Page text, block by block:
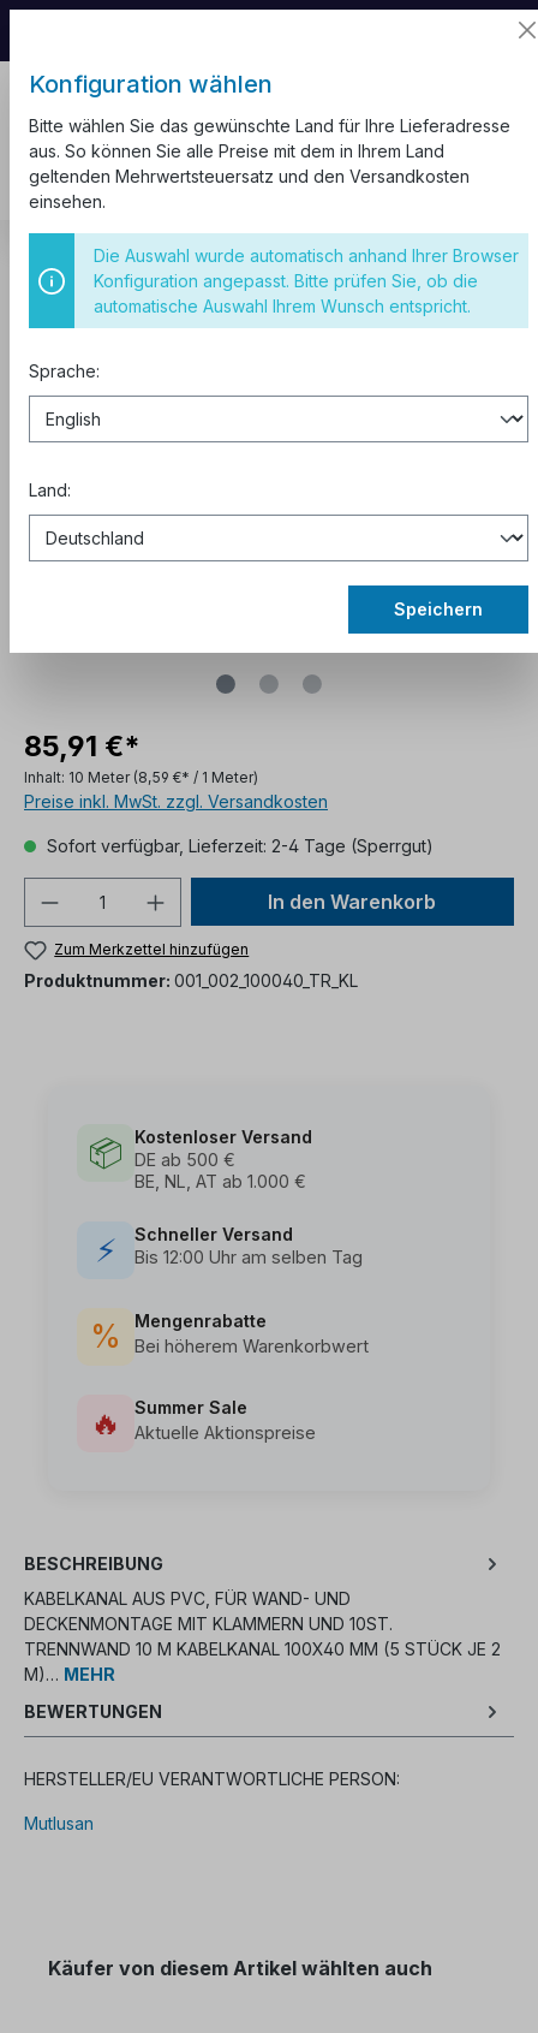
Kabelkanal Weiß
10m Kabelkanal 100x40 Weiss VDE
Klammern
85,91 €*
Inhalt: 10 Meter (8,59 €* / 1 Meter)
Preise inkl. MwSt. zzgl. Versandkosten
Sofort verfügbar, Lieferzeit: 2-4 Tage (Sperrgut)
In den Warenkorb
Zum Merkzettel hinzufügen
Produktnummer: 001_002_100040_TR_KL
📦
Kostenloser Versand
DE ab 500 €
BE, NL, AT ab 1.000 €
⚡
Schneller Versand
Bis 12:00 Uhr am selben Tag
%
Mengenrabatte
Bei höherem Warenkorbwert
🔥
Summer Sale
Aktuelle Aktionspreise
BESCHREIBUNG
KABELKANAL AUS PVC, FÜR WAND- UND
DECKENMONTAGE MIT KLAMMERN UND 10ST.
TRENNWAND 10 M KABELKANAL 100X40 MM (5 STÜCK JE 2
M)… MEHR
BEWERTUNGEN
HERSTELLER/EU VERANTWORTLICHE PERSON:
Mutlusan
Käufer von diesem Artikel wählten auch
Konfiguration wählen
Bitte wählen Sie das gewünschte Land für Ihre Lieferadresse
aus. So können Sie alle Preise mit dem in Ihrem Land
geltenden Mehrwertsteuersatz und den Versandkosten
einsehen.
Die Auswahl wurde automatisch anhand Ihrer Browser
Konfiguration angepasst. Bitte prüfen Sie, ob die
automatische Auswahl Ihrem Wunsch entspricht.
Sprache:
Land:
Speichern